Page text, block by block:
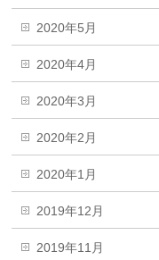
2020年5月
2020年4月
2020年3月
2020年2月
2020年1月
2019年12月
2019年11月